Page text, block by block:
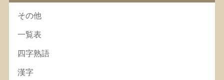
その他
一覧表
四字熟語
漢字